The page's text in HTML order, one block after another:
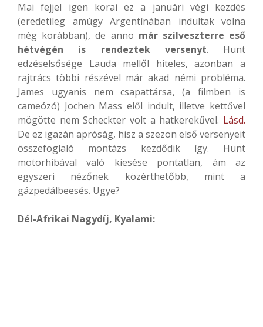
Mai fejjel igen korai ez a januári végi kezdés
(eredetileg amúgy Argentínában indultak volna
még korábban), de anno már szilveszterre eső
hétvégén is rendeztek versenyt. Hunt
edzéselsősége Lauda mellől hiteles, azonban a
rajtrács többi részével már akad némi probléma.
James ugyanis nem csapattársa, (a filmben is
cameózó) Jochen Mass elől indult, illetve kettővel
mögötte nem Scheckter volt a hatkerekűvel. Lásd.
De ez igazán apróság, hisz a szezon első versenyeit
összefoglaló montázs kezdődik így. Hunt
motorhibával való kiesése pontatlan, ám az
egyszeri nézőnek közérthetőbb, mint a
gázpedálbeesés. Ugye?
Dél-Afrikai Nagydíj, Kyalami: